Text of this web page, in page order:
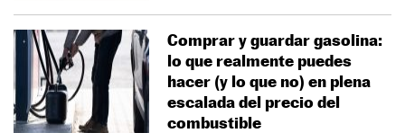
Comprar y guardar gasolina:
lo que realmente puedes
hacer (y lo que no) en plena
escalada del precio del
combustible